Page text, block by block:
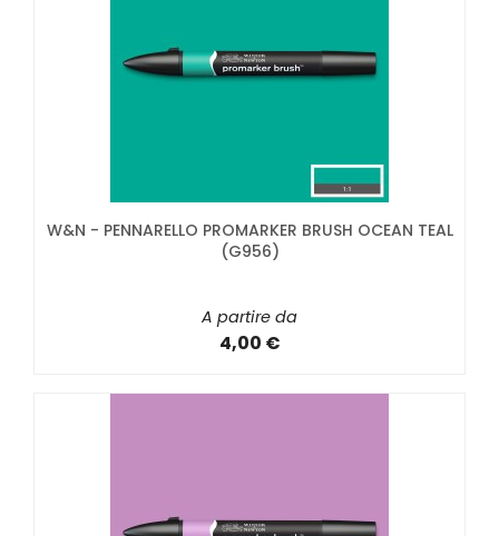
W&N - PENNARELLO PROMARKER BRUSH OCEAN TEAL
(G956)
A partire da
4,00 €